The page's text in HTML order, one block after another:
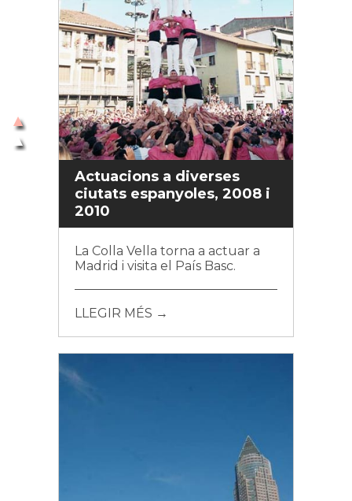
Actuacions a diverses
ciutats espanyoles, 2008 i
2010
La Colla Vella torna a actuar a
Madrid i visita el País Basc.
LLEGIR MÉS →